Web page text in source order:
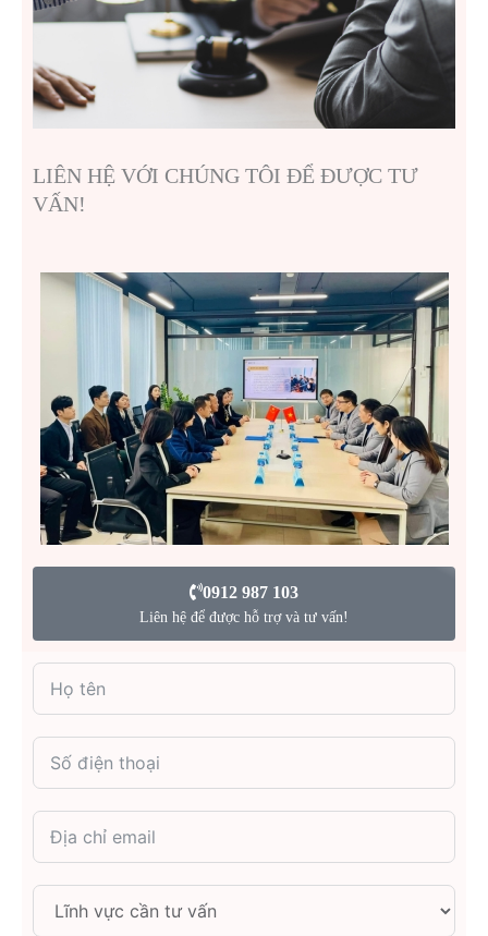
LIÊN HỆ VỚI CHÚNG TÔI ĐỂ ĐƯỢC TƯ
VẤN!
0912 987 103
Liên hệ để được hỗ trợ và tư vấn!